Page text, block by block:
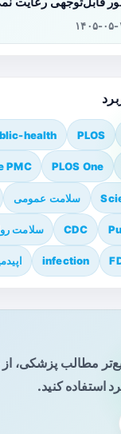
۰۵-۱۸
PLOS
health
PLOS One
PMC
سلامت عمومی
CDC سلامت
infection
مطالب پزشکی، از
استفاده کنید.